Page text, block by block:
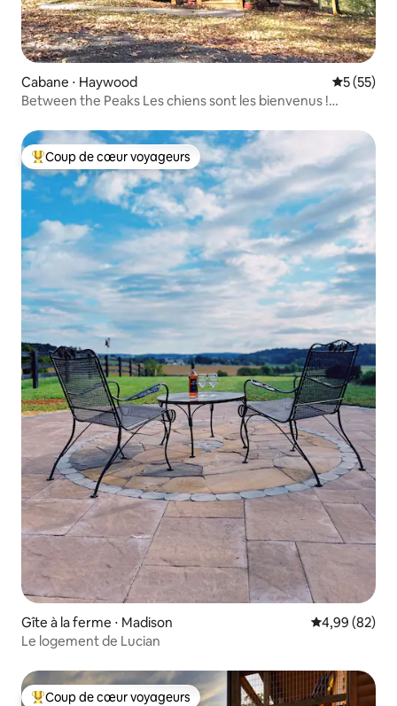
Cabane ⋅ Haywood
5 (55)
Between the Peaks Les chiens sont les bienvenus !
Coups de cœur voyageurs les plus appréciés
Coup de cœur voyageurs
Gîte à la ferme ⋅ Madison Évaluation
4,99 (82)
Le logement de Lucian
Coup de cœur voyageurs